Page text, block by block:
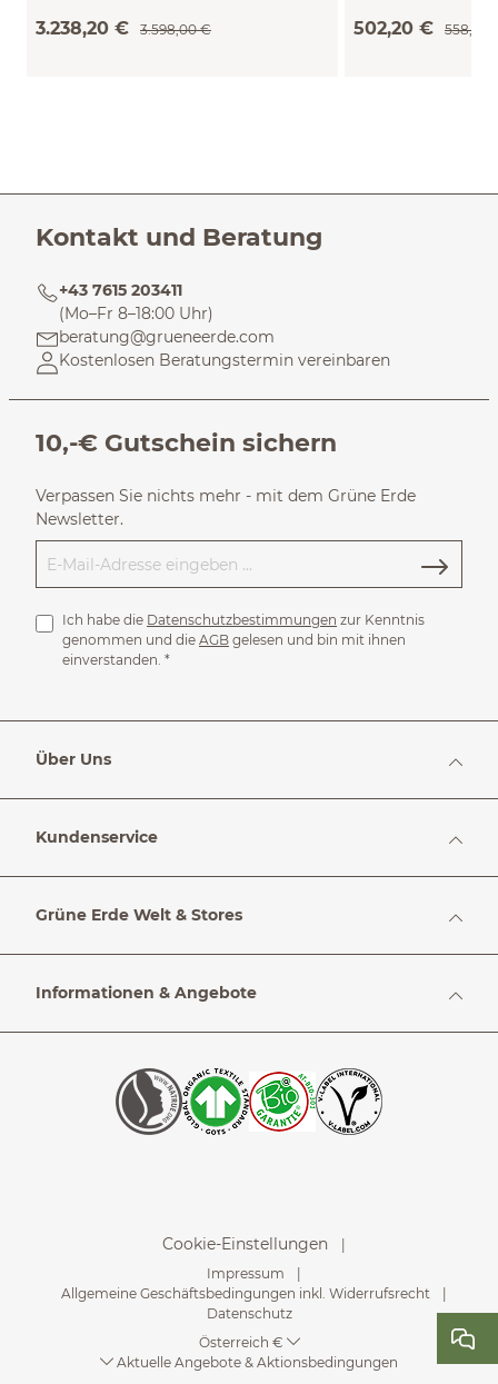
3.238,20 € 3.598,00 € 502,20 € 558,00
Kontakt und Beratung
+43 7615 203411
(Mo–Fr 8–18:00 Uhr)
beratung@grueneerde.com
Kostenlosen Beratungstermin vereinbaren
10,-€ Gutschein sichern
Verpassen Sie nichts mehr - mit dem Grüne Erde
Newsletter.
Ich habe die Datenschutzbestimmungen zur Kenntnis
genommen und die AGB gelesen und bin mit ihnen
einverstanden. *
Über Uns
Kundenservice
Grüne Erde Welt & Stores
Informationen & Angebote
Aktuelle Angebote & Aktionsbedingungen
Cookie-Einstellungen
Impressum
Allgemeine Geschäftsbedingungen inkl. Widerrufsrecht
Datenschutz
Österreich €